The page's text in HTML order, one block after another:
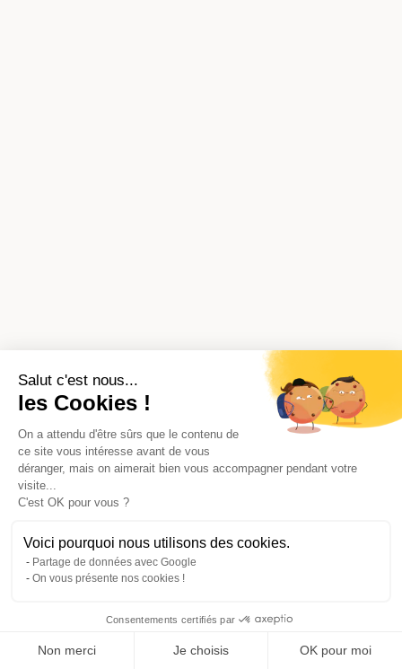
Salut c'est nous...
les Cookies !
On a attendu d'être sûrs que le contenu de
ce site vous intéresse avant de vous
déranger, mais on aimerait bien vous accompagner pendant votre
visite...
C'est OK pour vous ?
Voici pourquoi nous utilisons des cookies.
Partage de données avec Google
On vous présente nos cookies !
Consentements certifiés par
Non merci Je choisis OK pour moi